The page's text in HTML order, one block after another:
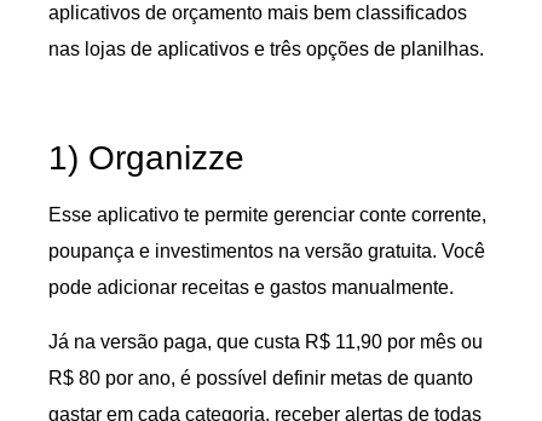
aplicativos de orçamento mais bem classificados
nas lojas de aplicativos e três opções de planilhas.
1) Organizze
Esse aplicativo te permite gerenciar conte corrente,
poupança e investimentos na versão gratuita. Você
pode adicionar receitas e gastos manualmente.
Já na versão paga, que custa R$ 11,90 por mês ou
R$ 80 por ano, é possível definir metas de quanto
gastar em cada categoria, receber alertas de todas